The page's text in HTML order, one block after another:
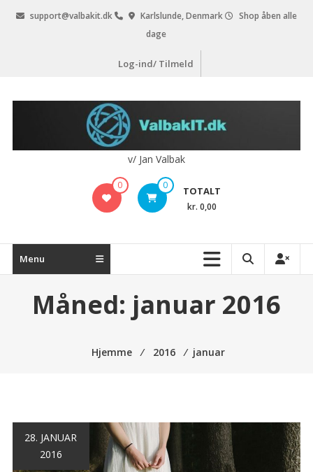
support@valbakit.dk Karlslunde, Denmark
Shop åben alle
dage
Log-ind/ Tilmeld
v/ Jan Valbak
0 0 TOTALT
kr. 0,00
Menu
Måned: januar 2016
Hjemme ⁄ 2016 ⁄ januar
28. JANUAR
2016